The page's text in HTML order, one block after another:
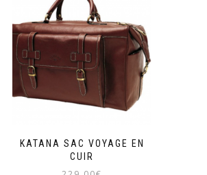
KATANA SAC VOYAGE EN
CUIR